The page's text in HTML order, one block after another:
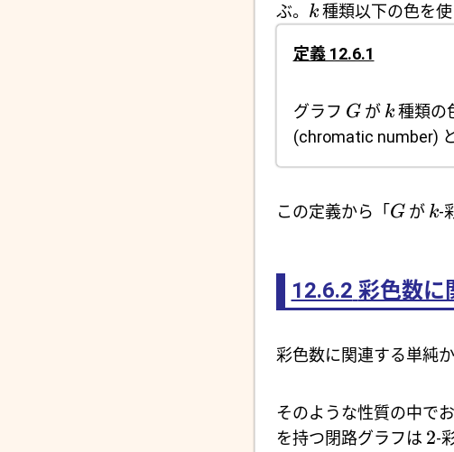
ぶ。 k 種類以下の色を
定義 12.6.1
グラフ Gが k 種類の
(chromatic number)
この定義から「 Gが k-
12.6.2 彩色数に
彩色数に関連する単純
そのような性質の中で
を持つ閉路グラフは 2-